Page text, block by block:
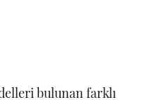
bulunan farklı